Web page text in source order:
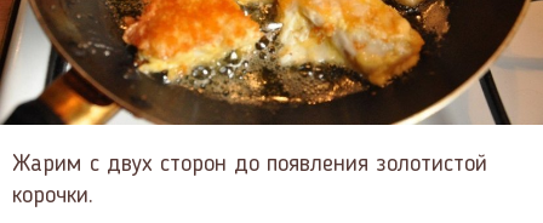
Жарим с двух сторон до появления золотистой
корочки.